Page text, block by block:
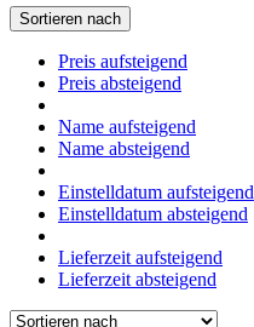
Sortieren nach
Preis aufsteigend
Preis absteigend
Name aufsteigend
Name absteigend
Einstelldatum aufsteigend
Einstelldatum absteigend
Lieferzeit aufsteigend
Lieferzeit absteigend